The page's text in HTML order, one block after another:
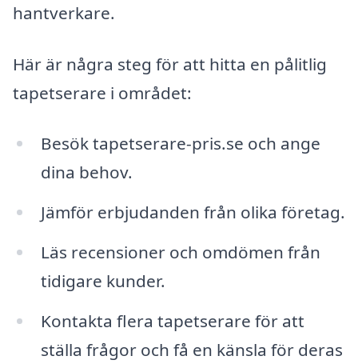
hantverkare.
Här är några steg för att hitta en pålitlig
tapetserare i området:
Besök tapetserare-pris.se och ange
dina behov.
Jämför erbjudanden från olika företag.
Läs recensioner och omdömen från
tidigare kunder.
Kontakta flera tapetserare för att
ställa frågor och få en känsla för deras